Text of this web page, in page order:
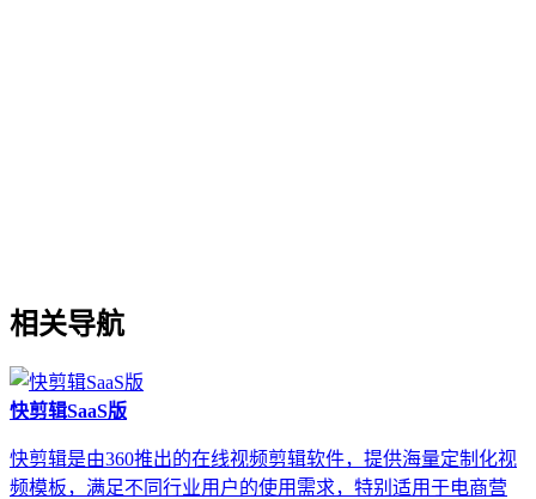
相关导航
快剪辑SaaS版
快剪辑是由360推出的在线视频剪辑软件，提供海量定制化视
频模板，满足不同行业用户的使用需求，特别适用于电商营